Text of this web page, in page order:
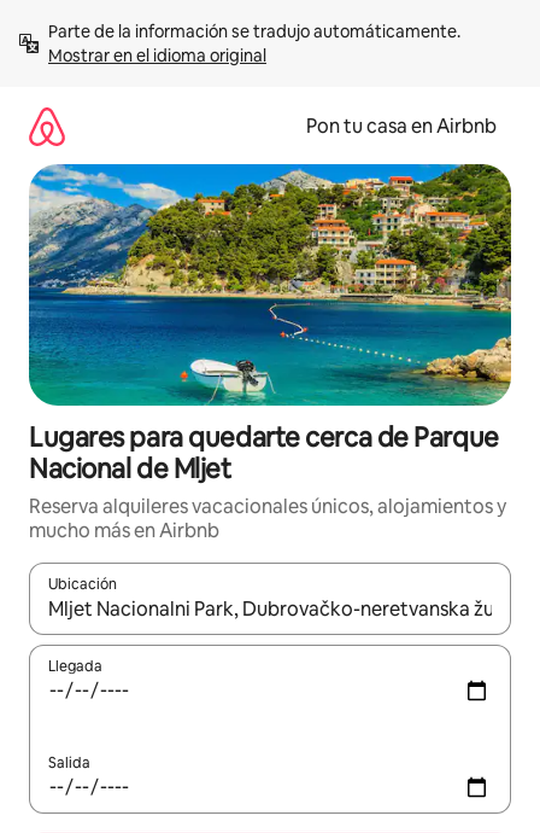
contenidoMostrar en el idioma original
Pon tu casa en Airbnb
Lugares para quedarte cerca de Parque
Nacional de Mljet
Reserva alquileres vacacionales únicos, alojamientos y
mucho más en Airbnb
Ubicación
Cuando los resultados estén disponibles, navega con las
Llegada
Salida